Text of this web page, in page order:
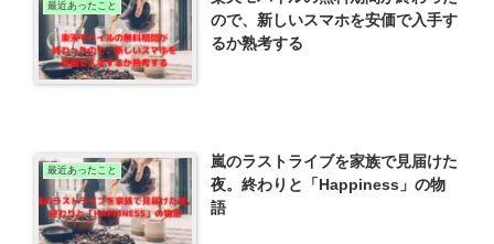
最近あったこと
ので、新しいスマホを安価で入手す
るか熟考する
最近あったこと
嵐のラストライブを家族で見届けた
夜。終わりと「Happiness」の物
語